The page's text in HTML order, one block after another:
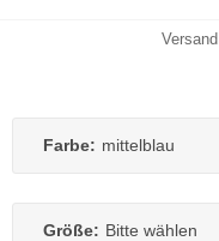
Versand
Farbe: mittelblau
Größe: Bitte wählen